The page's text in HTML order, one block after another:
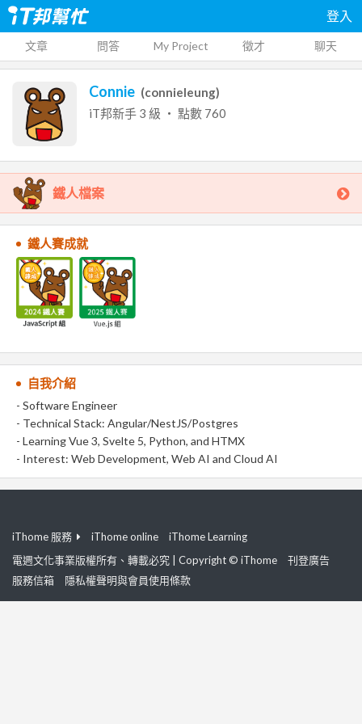
登入
文章 問答 My Project 徵才 聊天
Connie (connieleung)
iT邦新手 3 級 ‧ 點數 760
鐵人檔案
鐵人賽成就
自我介紹
- Software Engineer
- Technical Stack: Angular/NestJS/Postgres
- Learning Vue 3, Svelte 5, Python, and HTMX
- Interest: Web Development, Web AI and Cloud AI
iThome 服務 iThome online
iThome Learning
電週文化事業版權所有、轉載必究 | Copyright © iThome
刊登廣告
服務信箱
隱私權聲明與會員使用條款